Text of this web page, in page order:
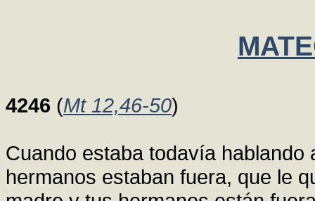
4246 (Mt 12,46-50)
Cuando estaba todavía
hermanos estaban fuera, que le